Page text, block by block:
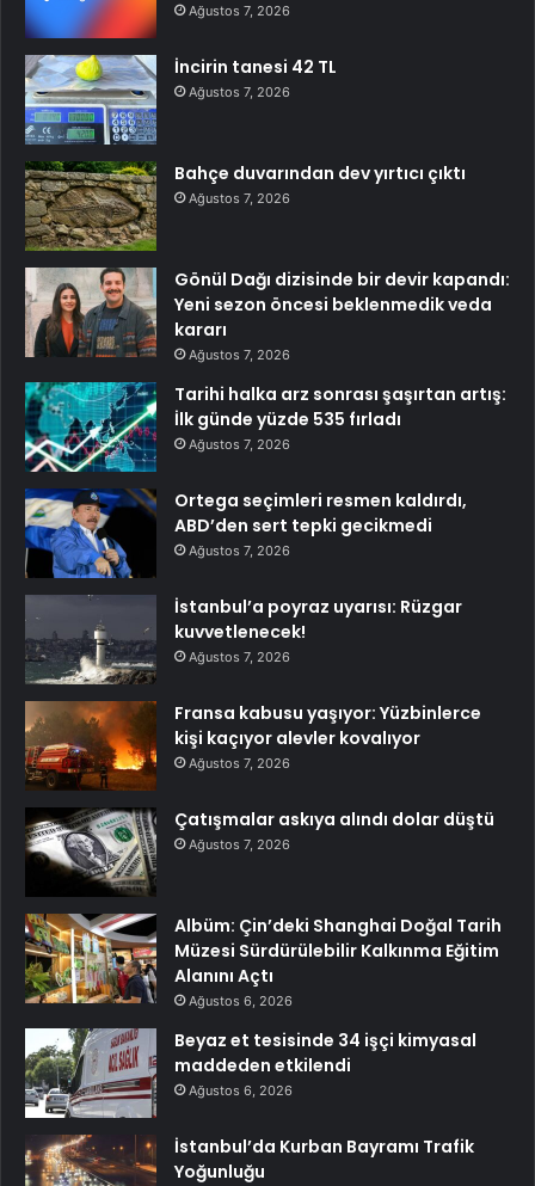
Ağustos 7, 2026
İncirin tanesi 42 TL
Ağustos 7, 2026
Bahçe duvarından dev yırtıcı çıktı
Ağustos 7, 2026
Gönül Dağı dizisinde bir devir kapandı:
Yeni sezon öncesi beklenmedik veda
kararı
Ağustos 7, 2026
Tarihi halka arz sonrası şaşırtan artış:
İlk günde yüzde 535 fırladı
Ağustos 7, 2026
Ortega seçimleri resmen kaldırdı,
ABD’den sert tepki gecikmedi
Ağustos 7, 2026
İstanbul’a poyraz uyarısı: Rüzgar
kuvvetlenecek!
Ağustos 7, 2026
Fransa kabusu yaşıyor: Yüzbinlerce
kişi kaçıyor alevler kovalıyor
Ağustos 7, 2026
Çatışmalar askıya alındı dolar düştü
Ağustos 7, 2026
Albüm: Çin’deki Shanghai Doğal Tarih
Müzesi Sürdürülebilir Kalkınma Eğitim
Alanını Açtı
Ağustos 6, 2026
Beyaz et tesisinde 34 işçi kimyasal
maddeden etkilendi
Ağustos 6, 2026
İstanbul’da Kurban Bayramı Trafik
Yoğunluğu